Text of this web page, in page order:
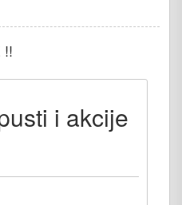
!!
i akcije